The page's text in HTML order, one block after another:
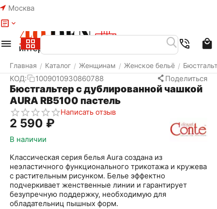
Москва
Главная / Каталог / Женщинам / Женское бельё /
КОД: 1009010930860788 Поделиться
Бюстгальтер с дублированной чашкой
AURA RB5100 пастель
Написать отзыв
2 590 ₽
В наличии
Классическая серия белья Aura создана из
неэластичного функционального трикотажа и кружева
с растительным рисунком. Белье эффектно
подчеркивает женственные линии и гарантирует
безупречную поддержку, необходимую для
обладательниц пышных форм.
Меню